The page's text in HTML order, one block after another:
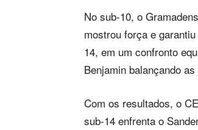
No sub-10, o
mostrou força e
14, em um confronto
Benjamin balançando
Com os resultados, o
sub-14 enfrenta o